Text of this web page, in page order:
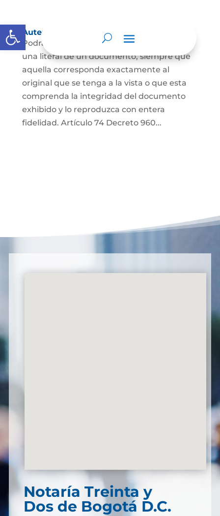
Abrir barra de herramientas
Autenticación de Copias
Podrá autenticarse una copia mecánica o
una literal de un documento, siempre que
aquella corresponda exactamente al
original que se tenga a la vista o que esta
comprenda la integridad del documento
exhibido y lo reproduzca con entera
fidelidad. Artículo 74 Decreto 960...
Notaría Treinta y
Dos de Bogotá D.C.